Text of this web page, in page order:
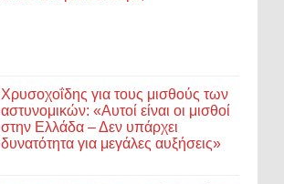
Χρυσοχοΐδης για τους μισθούς των
αστυνομικών: «Αυτοί είναι οι μισθοί
στην Ελλάδα – Δεν υπάρχει
δυνατότητα για μεγάλες αυξήσεις»